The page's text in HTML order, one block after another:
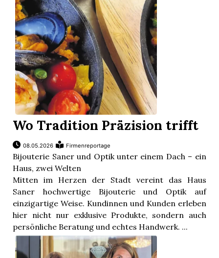
Wo Tradition Präzision trifft
08.05.2026 Firmenreportage
Bijouterie Saner und Optik unter einem Dach – ein
Haus, zwei Welten
Mitten im Herzen der Stadt vereint das Haus
Saner hochwertige Bijouterie und Optik auf
einzigartige Weise. Kundinnen und Kunden erleben
hier nicht nur exklusive Produkte, sondern auch
persönliche Beratung und echtes Handwerk. ...